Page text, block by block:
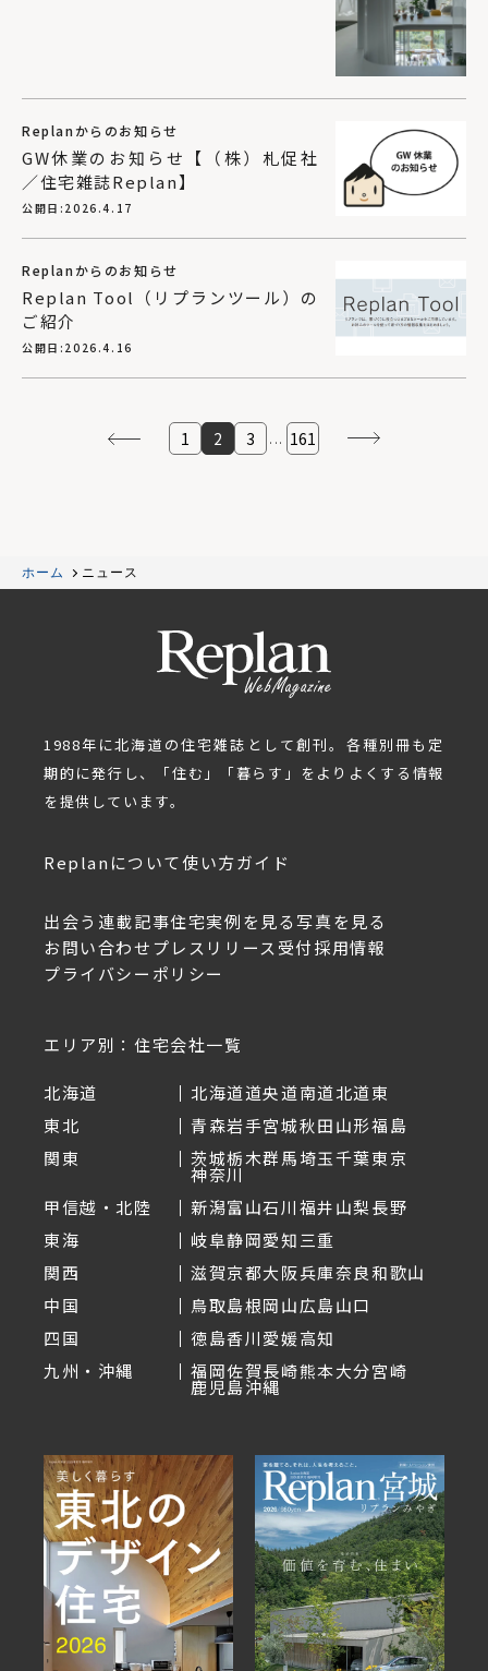
GW休業のお知らせ【（株）札促社
／住宅雑誌Replan】
Replanからのお知らせ
公開日: 2026.4.17
Replan Tool（リプランツール）の
ご紹介
Replanからのお知らせ
公開日: 2026.4.16
1 2 3 ... 161
ホーム ニュース
1988年に北海道の住宅雑誌として創刊。各種別冊も定
期的に発行し、「住む」「暮らす」をよりよくする情報
を提供しています。
Replanについて使い方ガイド
出会う 連載記事住宅実例を見る写真を見る
お問い合わせ プレスリリース受付採用情報
プライバシーポリシー
エリア別：住宅会社一覧
北海道 北海道道央道南道北道東
東北
青森岩手宮城秋田山形福島
関東
茨城栃木群馬埼玉千葉東京
神奈川
甲信越・北陸
新潟富山石川福井山梨長野
東海
岐阜静岡愛知三重
関西
滋賀京都大阪兵庫奈良和歌山
中国
鳥取島根岡山広島山口
四国
徳島香川愛媛高知
九州・沖縄
福岡佐賀長崎熊本大分宮崎
鹿児島沖縄